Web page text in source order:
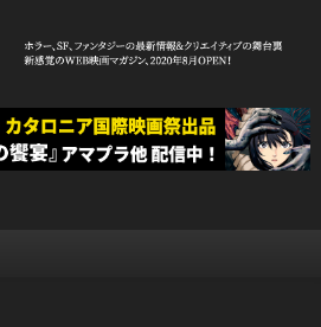
ジン「cowai コ
ワイ」